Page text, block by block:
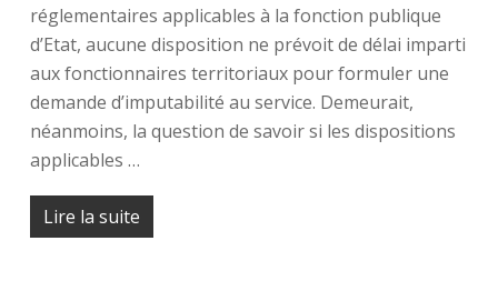
réglementaires applicables à la fonction publique
d’Etat, aucune disposition ne prévoit de délai imparti
aux fonctionnaires territoriaux pour formuler une
demande d’imputabilité au service. Demeurait,
néanmoins, la question de savoir si les dispositions
applicables …
Lire la suite